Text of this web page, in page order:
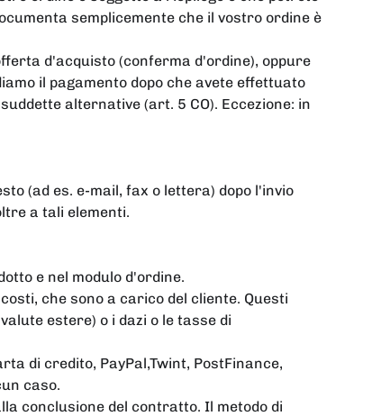
semplicemente che il vostro ordine è
d'acquisto (conferma d'ordine), oppure
il pagamento dopo che avete effettuato
alternative (art. 5 CO). Eccezione: in
(ad es. e-mail, fax o lettera) dopo l'invio
a tali elementi.
e nel modulo d'ordine.
che sono a carico del cliente. Questi
estere) o i dazi o le tasse di
di credito, PayPal,Twint, PostFinance,
caso.
conclusione del contratto. Il metodo di